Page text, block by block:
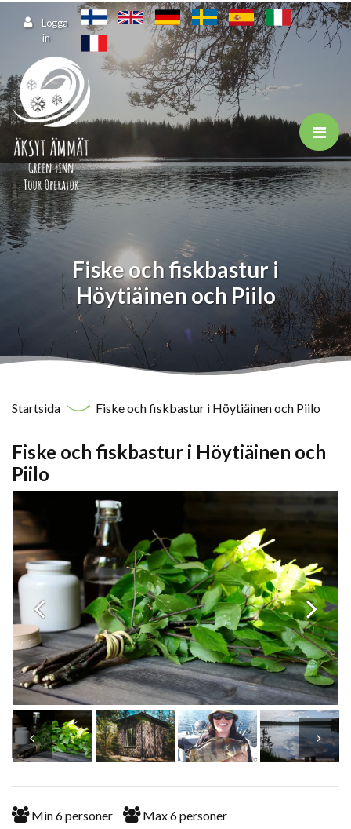
Hoppa till huvudinnehåll
Logga
in
Fiske och fiskbastur i
Höytiäinen och Piilo
Startsida Fiske och fiskbastur i Höytiäinen och Piilo
Fiske och fiskbastur i Höytiäinen och
Piilo
Min6personer Max6personer